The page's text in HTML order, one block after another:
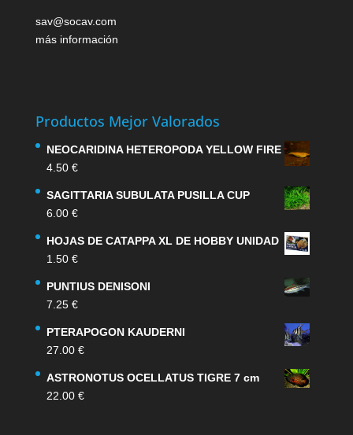
sav@socav.com
más información
Productos Mejor Valorados
NEOCARIDINA HETEROPODA YELLOW FIRE
4.50 €
SAGITTARIA SUBULATA PUSILLA CUP
6.00 €
HOJAS DE CATAPPA XL DE HOBBY UNIDAD
1.50 €
PUNTIUS DENISONI
7.25 €
PTERAPOGON KAUDERNI
27.00 €
ASTRONOTUS OCELLATUS TIGRE 7 cm
22.00 €